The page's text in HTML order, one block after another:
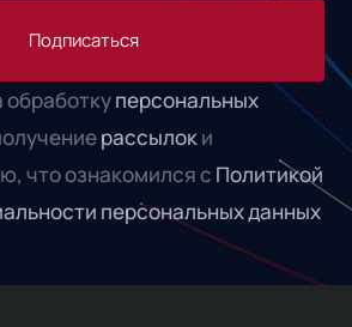
Подписаться
обработкуперсональных
рассылоки
что ознакомился с Политикой
персональных данных